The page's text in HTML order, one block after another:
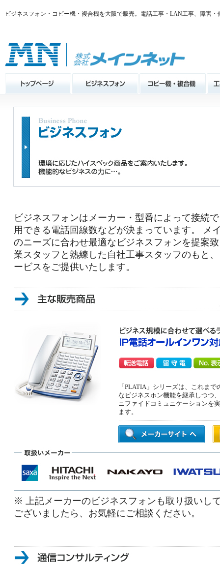
ビジネスフォン・コピー機・複合機を大阪で販売。電話工事・LAN工事、障害・
ビジネスフォンはメーカー・型番によって接続
用できる電話回線数などが決まっています。 メ
のニーズに合わせ最適なビジネスフォンを提案
業スタッフと熟練した自社工事スタッフのもと
ービスをご提供いたします。
「PLATIA」シリーズは、これま
なビジネスホン機能を継承しつつ
ニファイドコミュニケーションを
ます。
※ 上記メーカーのビジネスフォンも取り扱いし
ございましたら、お気軽にご相談ください。